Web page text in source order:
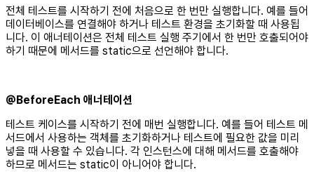
전체 테스트를 시작하기 전에 처음으로 한 번만 실행합니다. 예를 들어
데이터베이스를 연결해야 하거나 테스트 환경을 초기화할 때 사용됩
니다. 이 애너테이션은 전체 테스트 실행 주기에서 한 번만 호출되어야
하기 때문에 메서드를 static으로 선언해야 합니다.
@BeforeEach 애너테이션
테스트 케이스를 시작하기 전에 매번 실행합니다. 예를 들어 테스트 메
서드에서 사용하는 객체를 초기화하거나 테스트에 필요한 값을 미리
넣을 때 사용할 수 있습니다. 각 인스턴스에 대해 메서드를 호출해야
하므로 메서드는 static이 아니어야 합니다.